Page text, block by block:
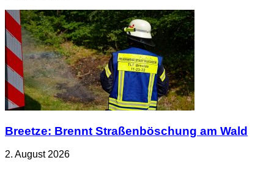
Breetze: Brennt Straßenböschung am Wald
2. August 2026